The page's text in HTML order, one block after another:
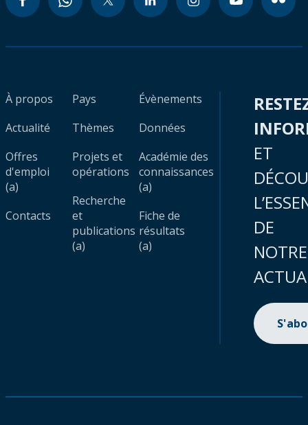
À propos
Actualité
Offres
d'emploi
(a)
Contacts
Pays
Thèmes
Projets et
opérations
Recherche
et
publications
(a)
Évènements
Données
Académie des
connaissances
(a)
Fiche de
résultats
(a)
ET
DE
NOTRE